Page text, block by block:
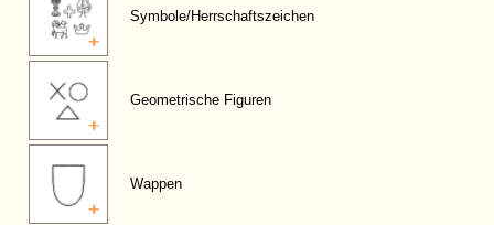
Symbole/Herrschaftszeichen
Geometrische Figuren
Wappen